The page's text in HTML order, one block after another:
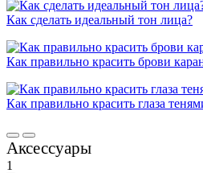
Как сделать идеальный тон лица?
Как правильно красить брови
Как правильно красить глаза
Аксессуары
1